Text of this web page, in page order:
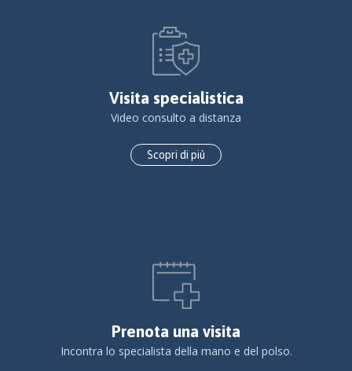
Visita specialistica
Video consulto a distanza
Scopri di più
Prenota una visita
Incontra lo specialista della mano e del polso.